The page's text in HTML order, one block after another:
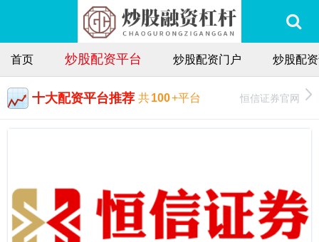
首页 炒股配资平台 炒股配资门户 炒股配
十大配资平台推荐 共100+平台 恒信证券官网